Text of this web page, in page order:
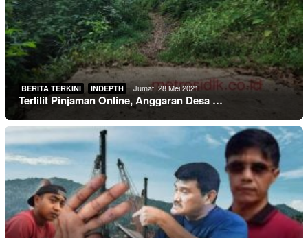
BERITA TERKINI , INDEPTH Jumat, 28 Mei 2021
Terlilit Pinjaman Online, Anggaran Desa …